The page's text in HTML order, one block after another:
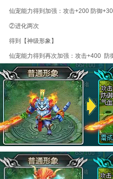
仙宠能力得到加强：攻击+200 防御
②进化两次
得到【神级形象】
仙宠能力得到再次加强：攻击+400 防